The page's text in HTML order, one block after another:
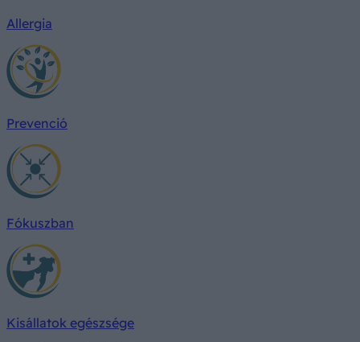
Allergia
Prevenció
Fókuszban
Kisállatok egészsége